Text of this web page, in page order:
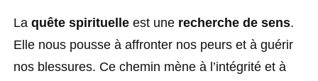
La quête spirituelle est une recherche de sens.
Elle nous pousse à affronter nos peurs et à guérir
nos blessures. Ce chemin mène à l’intégrité et à